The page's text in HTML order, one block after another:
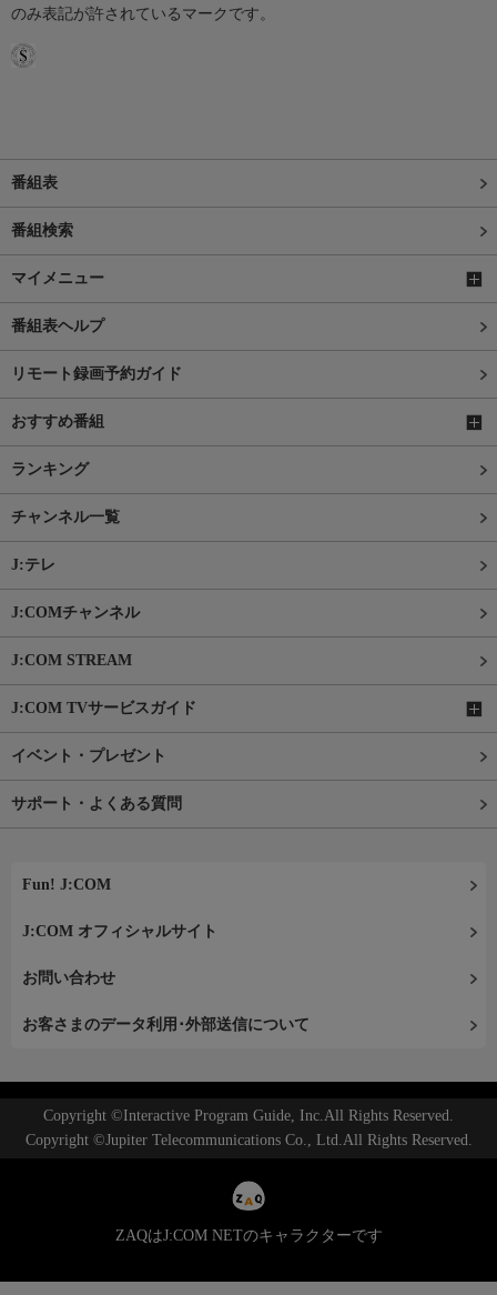
のみ表記が許されているマークです。
番組表
番組検索
マイメニュー
番組表ヘルプ
リモート録画予約ガイド
おすすめ番組
ランキング
チャンネル一覧
J:テレ
J:COMチャンネル
J:COM STREAM
J:COM TVサービスガイド
イベント・プレゼント
サポート・よくある質問
Fun! J:COM
J:COM オフィシャルサイト
お問い合わせ
お客さまのデータ利用･外部送信について
Copyright ©Interactive Program Guide, Inc.All Rights Reserved.
Copyright ©Jupiter Telecommunications Co., Ltd.All Rights Reserved.
ZAQはJ:COM NETのキャラクターです